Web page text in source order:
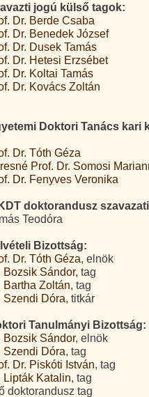
jogú külső tagok:
Dr. Berde Csaba
Dr. Benedek József
Dr. Dusek Tamás
Dr. Hetesi Erzsébet
Dr. Koltai Tamás
Dr. Kovács Zoltán
Doktori Tanács kari
Dr. Tóth Géza
Prof. Dr. Somosi
Dr. Fenyves Veronika
doktorandusz
Teodóra
Bizottság:
Dr. Tóth Géza, elnök
Bozsik Sándor, tag
Bartha Zoltán, tag
Szendi Dóra, titkár
Tanulmányi Bizottság:
Bozsik Sándor, elnök
Szendi Dóra, tag
Dr. Piskóti István, tag
Lipták Katalin, tag
doktorandusz tag